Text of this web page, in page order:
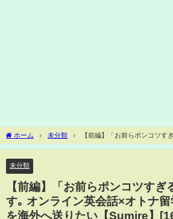
ホーム 未分類
【前編】「お前らポンコツす
イン英会話×オトナ留学で多くの日本人を海外へ送りた
未分類
【前編】「お前らポンコツすぎ
す｡ オンライン英会話×オトナ
を海外へ送りたい【Sumire】